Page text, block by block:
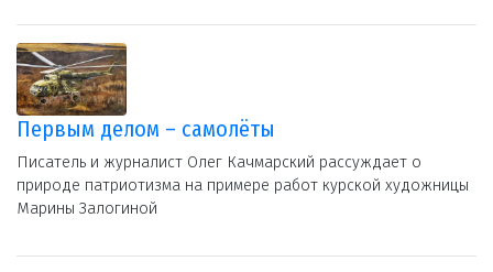
Первым делом – самолёты
Писатель и журналист Олег Качмарский рассуждает о
природе патриотизма на примере работ курской художницы
Марины Залогиной